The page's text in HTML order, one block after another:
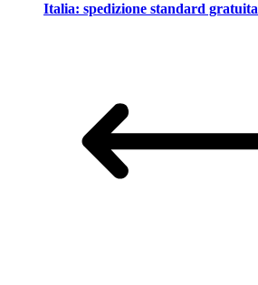
Italia: spedizione standard gratuita